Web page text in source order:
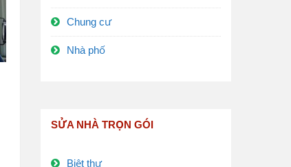
Chung cư
Nhà phố
SỬA NHÀ TRỌN GÓI
Biệt thự